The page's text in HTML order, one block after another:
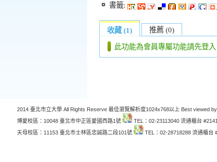
書籤:
收藏 (1) 推薦 (0)
此功能為會員專屬功能請先登入
2014 臺北市立大學 All Rights Reserve 最佳瀏覽解析度1024x768以上 Best viewed
博愛校區：10048 臺北市中正區愛國西路1號
TEL：02-23113040 流通櫃台
天母校區：11153 臺北市士林區忠誠路二段101號
TEL：02-28718288 流通櫃台